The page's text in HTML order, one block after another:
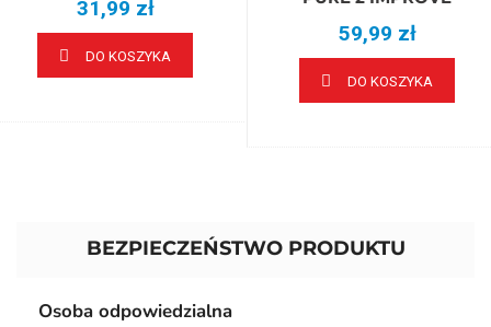
31,99 zł
DO KOSZYKA
59,99 zł
DO KOSZYKA
BEZPIECZEŃSTWO PRODUKTU
Osoba odpowiedzialna